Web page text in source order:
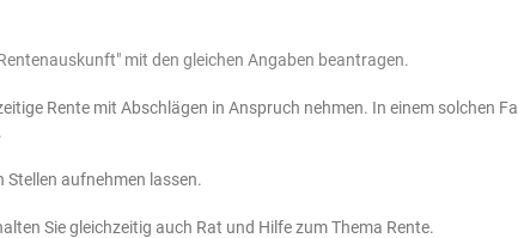
mit den gleichen Angaben beantragen.
Rente mit Abschlägen in Anspruch nehmen. In einem solchen Fall
aufnehmen lassen.
Sie gleichzeitig auch Rat und Hilfe zum Thema Rente.